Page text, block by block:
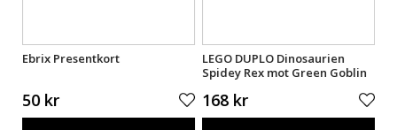
Ebrix Presentkort
50 kr
LEGO DUPLO Dinosaurien
Spidey Rex mot Green Goblin
168 kr